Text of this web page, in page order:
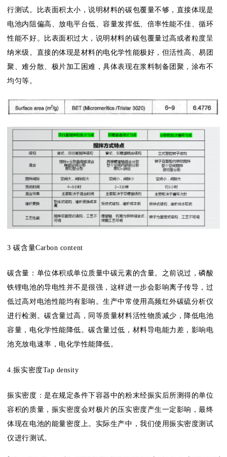
行测试。比表面积太小，说明材料的碳包覆量不够，直接体现是
电池内阻偏高、放电平台低、容量发挥低、倍率性能不佳、循环
性能不好。比表面积过大，说明材料的碳包覆量过高或者粒度呈
纳米级。直接的体现是材料的电化学性能极好，但活性高、易团
聚、难分散、极片加工困难，具体表现在浆料制备团聚，涂布不
均匀等。
3 碳含量Carbon content
碳含量：单位体积或单位质量中碳元素的含量。之前说过，磷酸
铁锂电池的导电性并不是很强，这样进一步会影响离子传导，过
低过高对电池性能均有影响。生产中常使用高频红外碳硫分析仪
进行检测。碳含量过高，同等质量材料活性物质减少，降低电池
容量，电化学性能降低。碳含量过低，材料导电能力差，影响电
池充放电速率，电化学性能降低。
4.振实密度Tap density
振实密度：是在规定条件下容器中的粉末经振实后所测得的单位
容积的质量，振实密度会对极片的压实密度产生一定影响，最终
体现在电池的能量密度上。实际生产中，我们使用振实密度测试
仪进行测试。